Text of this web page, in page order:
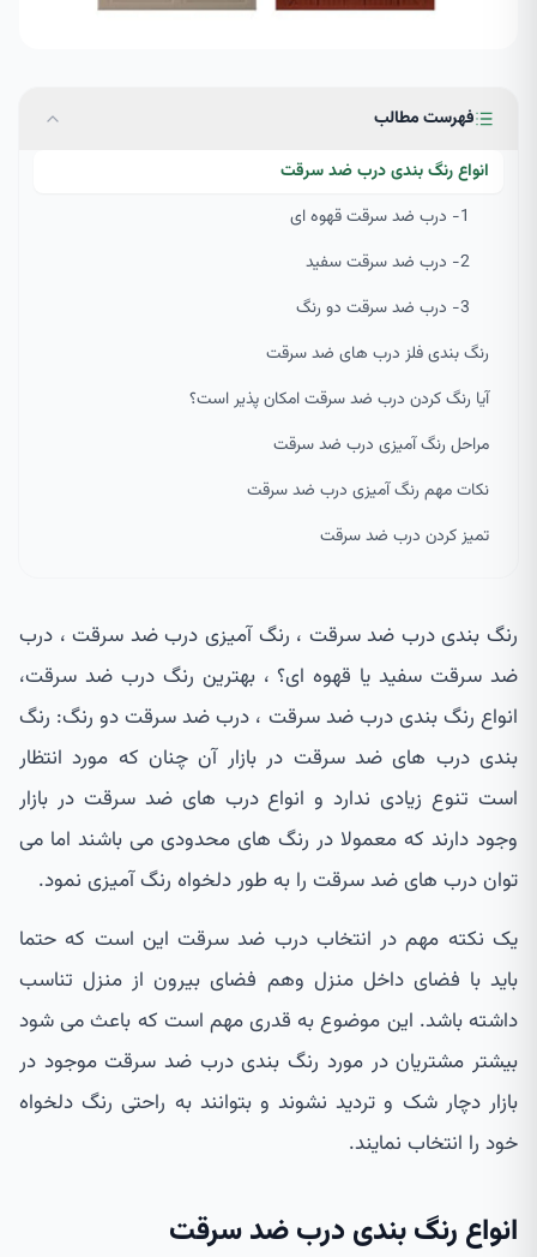
فهرست مطالب
انواع رنگ بندی درب ضد سرقت
1- درب ضد سرقت قهوه ای
2- درب ضد سرقت سفید
3- درب ضد سرقت دو رنگ
رنگ بندی فلز درب های ضد سرقت
آیا رنگ کردن درب ضد سرقت امکان پذیر است؟
مراحل رنگ آمیزی درب ضد سرقت
نکات مهم رنگ آمیزی درب ضد سرقت
تمیز کردن درب ضد سرقت
رنگ بندی درب ضد سرقت ، رنگ آمیزی درب ضد سرقت ، درب
ضد سرقت سفید یا قهوه ای؟ ، بهترین رنگ درب ضد سرقت،
انواع رنگ بندی درب ضد سرقت ، درب ضد سرقت دو رنگ: رنگ
بندی درب های ضد سرقت در بازار آن چنان که مورد انتظار
است تنوع زیادی ندارد و انواع درب های ضد سرقت در بازار
وجود دارند که معمولا در رنگ های محدودی می باشند اما می
توان درب های ضد سرقت را به طور دلخواه رنگ آمیزی نمود.
یک نکته مهم در انتخاب درب ضد سرقت این است که حتما
باید با فضای داخل منزل وهم فضای بیرون از منزل تناسب
داشته باشد. این موضوع به قدری مهم است که باعث می شود
بیشتر مشتریان در مورد رنگ بندی درب ضد سرقت موجود در
بازار دچار شک و تردید نشوند و بتوانند به راحتی رنگ دلخواه
خود را انتخاب نمایند.
انواع رنگ بندی درب ضد سرقت